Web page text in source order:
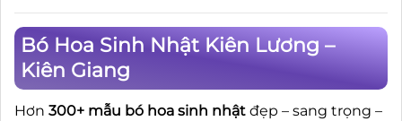
Bó Hoa Sinh Nhật Kiên Lương –
Kiên Giang
Hơn 300+ mẫu bó hoa sinh nhật đẹp – sang trọng –